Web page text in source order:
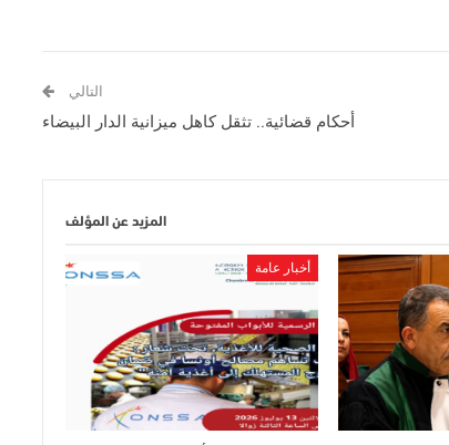
التالي
أحكام قضائية.. تثقل كاهل ميزانية الدار البيضاء
المزيد عن المؤلف
أخبار عامة